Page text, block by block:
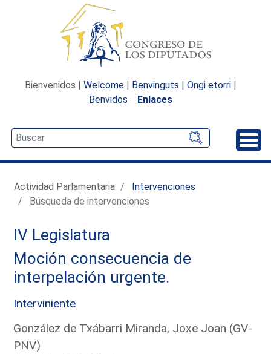
Bienvenidos | Welcome | Benvinguts | Ongi etorri |
Benvidos
Enlaces
Actividad Parlamentaria
Intervenciones
Búsqueda de intervenciones
IV Legislatura
Moción consecuencia de
interpelación urgente.
Interviniente
González de Txábarri Miranda, Joxe Joan (GV-
PNV)